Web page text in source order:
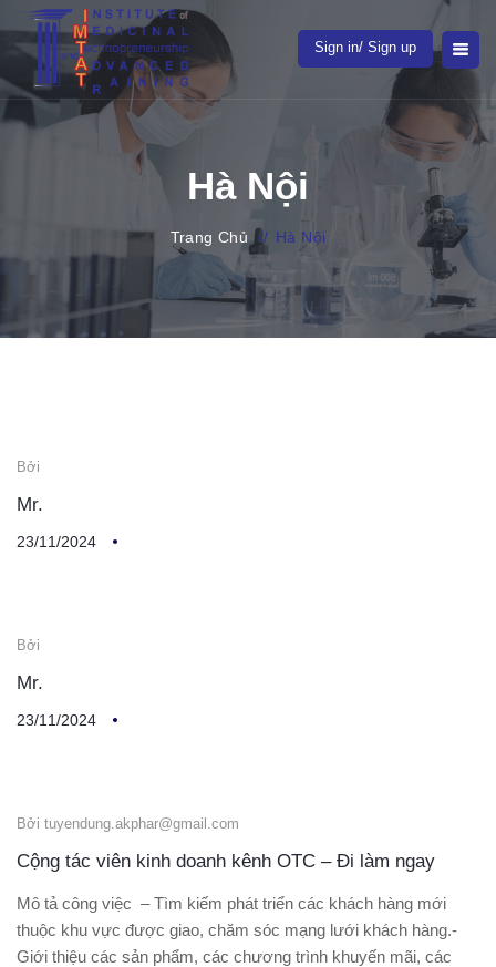
Sign in/ Sign up
Hà Nội
Trang Chủ // Hà Nội
Bởi
Mr.
23/11/2024
Bởi
Mr.
23/11/2024
Bởi tuyendung.akphar@gmail.com
Cộng tác viên kinh doanh kênh OTC – Đi làm ngay
Mô tả công việc – Tìm kiếm phát triển các khách hàng mới
thuộc khu vực được giao, chăm sóc mạng lưới khách hàng.-
Giới thiệu các sản phẩm, các chương trình khuyến mãi, các